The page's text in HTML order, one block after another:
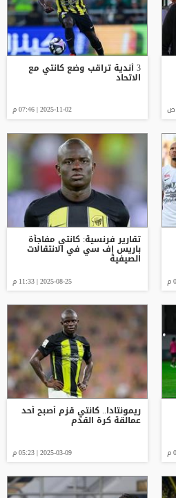
3 أندية تراقب وضع كانتي مع
الاتحاد
2025-11-02 | 07:46 م
تقارير فرنسية: كانتي مفاجأة
باريس إف سي في الانتقالات
الصيفية
2025-08-25 | 11:33 م
ريمونتادا.. كانتي قزم أصبح أحد
عمالقة كرة القدم
2025-03-09 | 05:23 م